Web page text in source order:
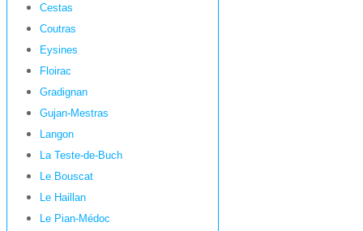
Cestas
Coutras
Eysines
Floirac
Gradignan
Gujan-Mestras
Langon
La Teste-de-Buch
Le Bouscat
Le Haillan
Le Pian-Médoc